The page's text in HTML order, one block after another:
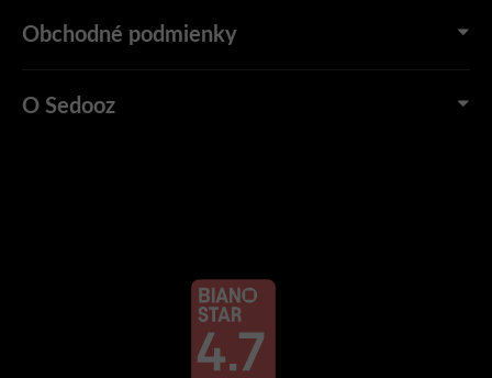
Obchodné podmienky
O Sedooz